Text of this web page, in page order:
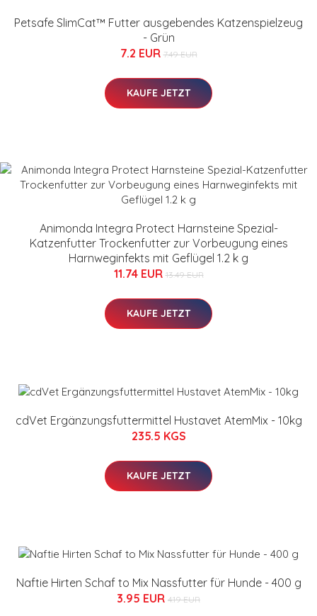
Petsafe SlimCat™ Futter ausgebendes Katzenspielzeug
- Grün
7.2 EUR 7.49 EUR
KAUFE JETZT
Animonda Integra Protect Harnsteine Spezial-
Katzenfutter Trockenfutter zur Vorbeugung eines
Harnweginfekts mit Geflügel 1.2 k g
11.74 EUR 13.49 EUR
KAUFE JETZT
cdVet Ergänzungsfuttermittel Hustavet AtemMix - 10kg
235.5 KGS
KAUFE JETZT
Naftie Hirten Schaf to Mix Nassfutter für Hunde - 400 g
3.95 EUR 4.19 EUR